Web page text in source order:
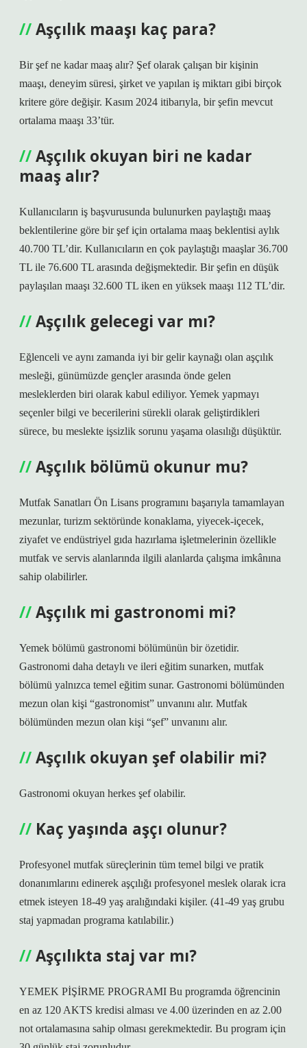
Aşçılık maaşı kaç para?
Bir şef ne kadar maaş alır? Şef olarak çalışan bir kişinin
maaşı, deneyim süresi, şirket ve yapılan iş miktarı gibi birçok
kritere göre değişir. Kasım 2024 itibarıyla, bir şefin mevcut
ortalama maaşı 33’tür.
Aşçılık okuyan biri ne kadar
maaş alır?
Kullanıcıların iş başvurusunda bulunurken paylaştığı maaş
beklentilerine göre bir şef için ortalama maaş beklentisi aylık
40.700 TL’dir. Kullanıcıların en çok paylaştığı maaşlar 36.700
TL ile 76.600 TL arasında değişmektedir. Bir şefin en düşük
paylaşılan maaşı 32.600 TL iken en yüksek maaşı 112 TL’dir.
Aşçılık gelecegi var mı?
Eğlenceli ve aynı zamanda iyi bir gelir kaynağı olan aşçılık
mesleği, günümüzde gençler arasında önde gelen
mesleklerden biri olarak kabul ediliyor. Yemek yapmayı
seçenler bilgi ve becerilerini sürekli olarak geliştirdikleri
sürece, bu meslekte işsizlik sorunu yaşama olasılığı düşüktür.
Aşçılık bölümü okunur mu?
Mutfak Sanatları Ön Lisans programını başarıyla tamamlayan
mezunlar, turizm sektöründe konaklama, yiyecek-içecek,
ziyafet ve endüstriyel gıda hazırlama işletmelerinin özellikle
mutfak ve servis alanlarında ilgili alanlarda çalışma imkânına
sahip olabilirler.
Aşçılık mi gastronomi mi?
Yemek bölümü gastronomi bölümünün bir özetidir.
Gastronomi daha detaylı ve ileri eğitim sunarken, mutfak
bölümü yalnızca temel eğitim sunar. Gastronomi bölümünden
mezun olan kişi “gastronomist” unvanını alır. Mutfak
bölümünden mezun olan kişi “şef” unvanını alır.
Aşçılık okuyan şef olabilir mi?
Gastronomi okuyan herkes şef olabilir.
Kaç yaşında aşçı olunur?
Profesyonel mutfak süreçlerinin tüm temel bilgi ve pratik
donanımlarını edinerek aşçılığı profesyonel meslek olarak icra
etmek isteyen 18-49 yaş aralığındaki kişiler. (41-49 yaş grubu
staj yapmadan programa katılabilir.)
Aşçılıkta staj var mı?
YEMEK PİŞİRME PROGRAMI Bu programda öğrencinin
en az 120 AKTS kredisi alması ve 4.00 üzerinden en az 2.00
not ortalamasına sahip olması gerekmektedir. Bu program için